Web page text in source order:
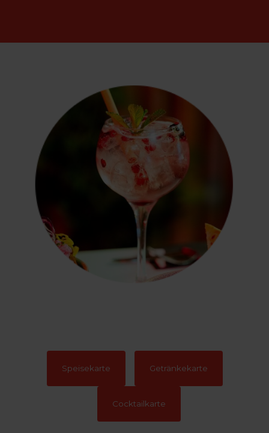
Speisekarte Getränkekarte
Cocktailkarte